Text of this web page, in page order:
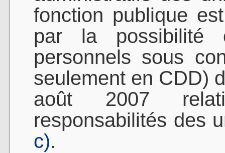
fonction publique
par la possibilité
personnels sous
seulement en CDD)
août 2007
responsabilités des
c).